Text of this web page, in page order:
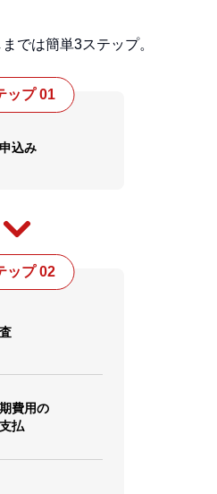
では簡単3ステップ。
ップ 01
込み
ップ 02
費用の
払